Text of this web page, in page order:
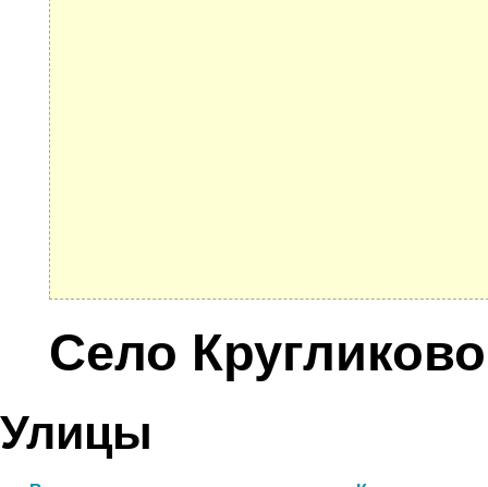
Село Кругликово
Улицы